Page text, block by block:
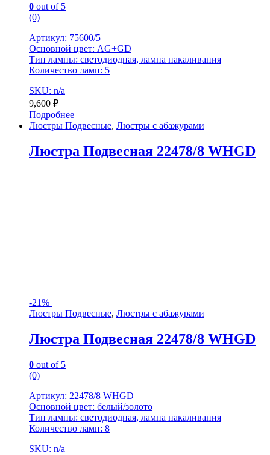
0 out of 5
(0)
Артикул: 75600/5
Основной цвет: AG+GD
Тип лампы: светодиодная, лампа накаливания
Количество ламп: 5
SKU: n/a
9,600 ₽
Подробнее
Люстры Подвесные, Люстры с абажурами
Люстра Подвесная 22478/8 WHGD
-21%
Люстры Подвесные, Люстры с абажурами
Люстра Подвесная 22478/8 WHGD
0 out of 5
(0)
Артикул: 22478/8 WHGD
Основной цвет: белый/золото
Тип лампы: светодиодная, лампа накаливания
Количество ламп: 8
SKU: n/a